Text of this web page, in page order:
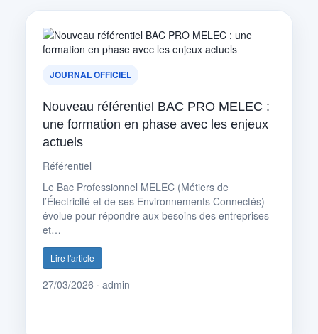
JOURNAL OFFICIEL
Nouveau référentiel BAC PRO MELEC :
une formation en phase avec les enjeux
actuels
Référentiel
Le Bac Professionnel MELEC (Métiers de
l’Électricité et de ses Environnements Connectés)
évolue pour répondre aux besoins des entreprises
et…
Lire l'article
27/03/2026 · admin